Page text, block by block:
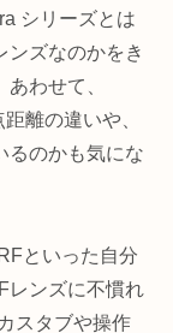
シリーズとは
ンズなのかをき
わせて、
離の違いや、
るのかも気にな
といった自分
レンズに不慣れ
スタブや操作